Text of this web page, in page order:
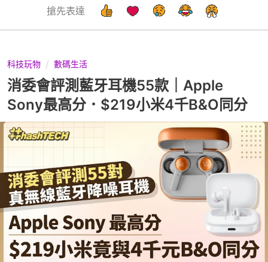
搶先表達
科技玩物 數碼生活
消委會評測藍牙耳機55款｜Apple
Sony最高分．$219小米4千B&O同分